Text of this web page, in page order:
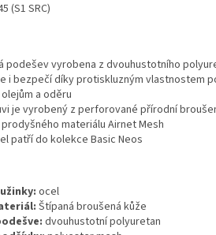
(S1 SRC)
podešev vyrobena z dvouhustotního
i bezpečí díky protiskluzným vlastnostem
a oděru
je vyrobený z perforované přírodní
materiálu Airnet Mesh
patří do kolekce Basic Neos
ocel
Štípaná broušená kůže
dvouhustotní polyuretan